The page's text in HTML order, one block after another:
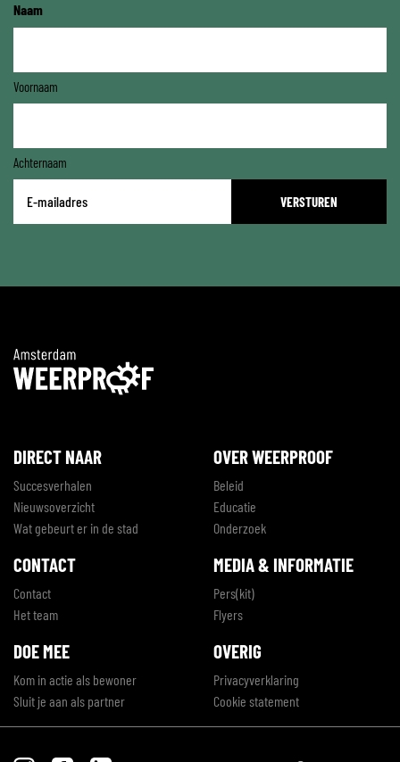
Naam
Voornaam
Achternaam
mailadres
DIRECT NAAR
Succesverhalen
Nieuwsoverzicht
Wat gebeurt er in de stad
OVER WEERPROOF
Beleid
Educatie
Onderzoek
CONTACT
Contact
Het team
MEDIA & INFORMATIE
Pers(kit)
Flyers
DOE MEE
Kom in actie als bewoner
Sluit je aan als partner
OVERIG
Privacyverklaring
Cookie statement